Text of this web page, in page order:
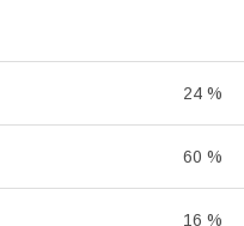
24 %
60 %
16 %